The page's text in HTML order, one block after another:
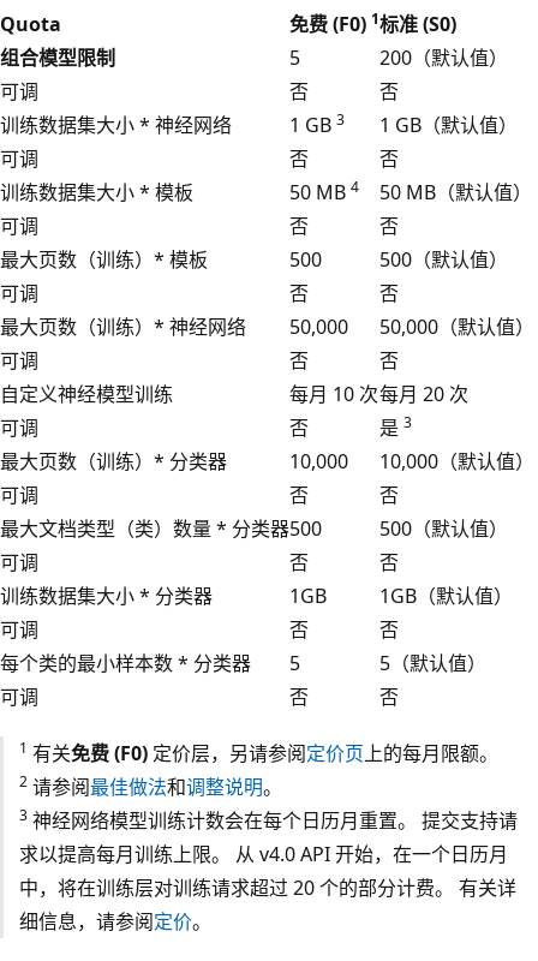
Quota
免费 (F0) 1标准 (S0)
组合模型限制
5
200（默认值）
可调
否
否
训练数据集大小 * 神经网络
1 GB 3
1 GB（默认值）
可调
否
否
训练数据集大小 * 模板
50 MB 4
50 MB（默认值）
可调
否
否
最大页数（训练）* 模板
500
500（默认值）
可调
否
否
最大页数（训练）* 神经网络
50,000
50,000（默认值）
可调
否
否
自定义神经模型训练
每月 10 次每月 20 次
可调
否 是 3
最大页数（训练）* 分类器 10,000
10,000（默认值）
可调
否
否
最大文档类型（类）数量 * 分类器500
500（默认值）
可调
否
否
训练数据集大小 * 分类器
1GB
1GB（默认值）
可调
否
否
每个类的最小样本数 * 分类器
5
5（默认值）
可调
否 否
1 有关免费 (F0)定价层，另请参阅定价页上的每月限额。
2请参阅最佳做法和调整说明。
3神经网络模型训练计数会在每个日历月重置。 提交支持请
求以提高每月训练上限。 从 v4.0 API 开始，在一个日历月
中，将在训练层对训练请求超过 20 个的部分计费。 有关详
细信息，请参阅定价。